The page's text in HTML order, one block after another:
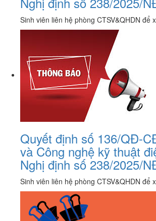
Sinh viên liên hệ phòng CTSV&QHDN để
Quyết định số 136/QĐ-
và Công nghệ kỹ thuật
Nghị định số 238/2025/
Sinh viên liên hệ phòng CTSV&QHDN để